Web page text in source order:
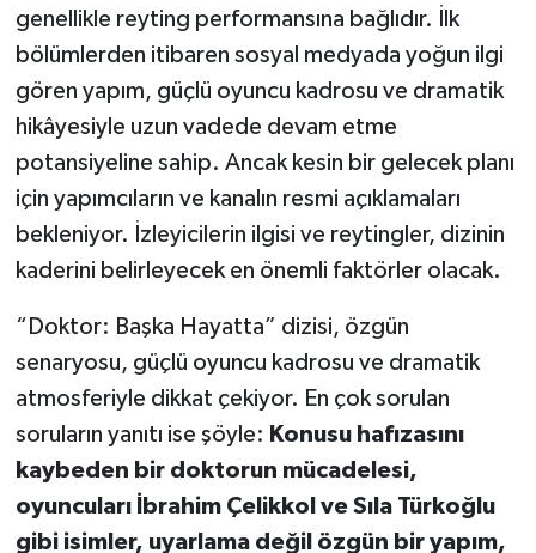
genellikle reyting performansına bağlıdır. İlk
bölümlerden itibaren sosyal medyada yoğun ilgi
gören yapım, güçlü oyuncu kadrosu ve dramatik
hikâyesiyle uzun vadede devam etme
potansiyeline sahip. Ancak kesin bir gelecek planı
için yapımcıların ve kanalın resmi açıklamaları
bekleniyor. İzleyicilerin ilgisi ve reytingler, dizinin
kaderini belirleyecek en önemli faktörler olacak.
“Doktor: Başka Hayatta” dizisi, özgün
senaryosu, güçlü oyuncu kadrosu ve dramatik
atmosferiyle dikkat çekiyor. En çok sorulan
soruların yanıtı ise şöyle: Konusu hafızasını
kaybeden bir doktorun mücadelesi,
oyuncuları İbrahim Çelikkol ve Sıla Türkoğlu
gibi isimler, uyarlama değil özgün bir yapım,